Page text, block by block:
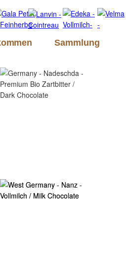
Sammlung